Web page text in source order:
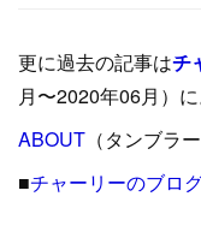
( 15
(24)
(8 )
)
(12)
19)
(33 )
(26)
27)
(31)
(31)
31
(39)
( 23)
40
(24)
( 42)
更に過去の記事はチ
月〜2020年06月）に
ABOUT （タンブラー
■チャーリーのブロ